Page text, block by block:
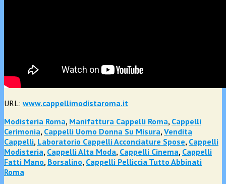
URL: www.cappellimodistaroma.it
Modisteria Roma, Manifattura Cappelli Roma, Cappelli
Cerimonia, Cappelli Uomo Donna Su Misura, Vendita
Cappelli, Laboratorio Cappelli Acconciature Spose, Cappelli
Modisteria, Cappelli Alta Moda, Cappelli Cinema, Cappelli
Fatti Mano, Borsalino, Cappelli Pelliccia Tutto Abbinati
Roma